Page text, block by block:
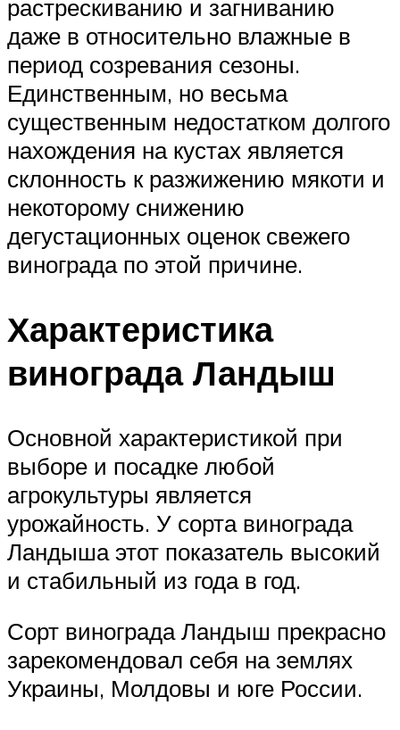
растрескиванию и загниванию
даже в относительно влажные в
период созревания сезоны.
Единственным, но весьма
существенным недостатком долгого
нахождения на кустах является
склонность к разжижению мякоти и
некоторому снижению
дегустационных оценок свежего
винограда по этой причине.
Характеристика
винограда Ландыш
Основной характеристикой при
выборе и посадке любой
агрокультуры является
урожайность. У сорта винограда
Ландыша этот показатель высокий
и стабильный из года в год.
Сорт винограда Ландыш прекрасно
зарекомендовал себя на землях
Украины, Молдовы и юге России.